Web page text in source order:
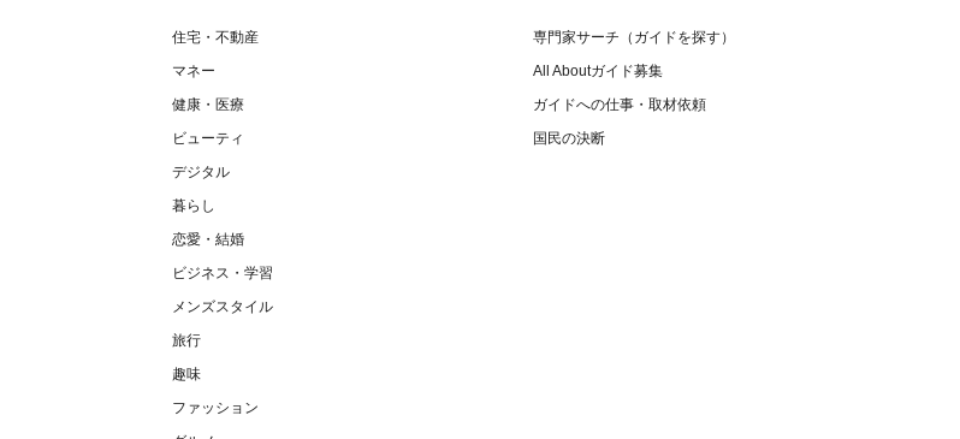
住宅・不動産
マネー
健康・医療
ビューティ
デジタル
暮らし
恋愛・結婚
ビジネス・学習
メンズスタイル
旅行
趣味
ファッション
専門家サーチ（ガイドを探す）
All Aboutガイド募集
ガイドへの仕事・取材依頼
国民の決断